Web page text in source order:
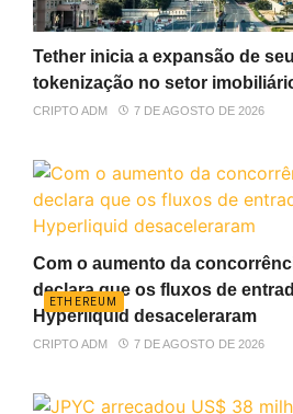
Tether inicia a expansão de
tokenização no setor
CRIPTO ADM 7 DE AGOSTO DE 2026
ETHEREUM
Com o aumento da
declara que os fluxos de
Hyperliquid desaceleraram
CRIPTO ADM 7 DE AGOSTO DE 2026